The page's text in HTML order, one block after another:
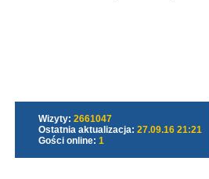
Wizyty: 2661047
Ostatnia aktualizacja: 27.09.16 21:21
Gości online: 1